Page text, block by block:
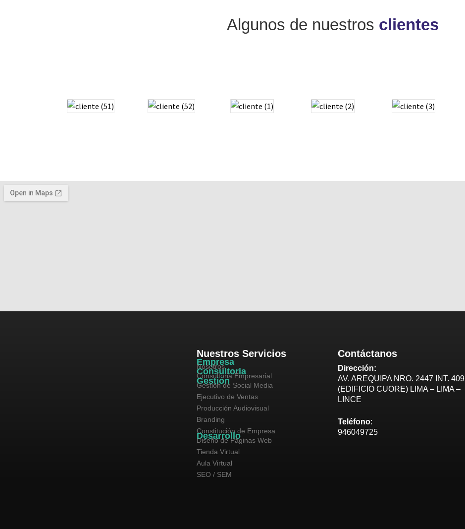
Algunos de nuestros clientes
Nuestros Servicios
Empresa
Nosotros
Consultoria
Consultoria Empresarial
Gestión
Gestión de Social Media
Ejecutivo de Ventas
Producción Audiovisual
Branding
Constitución de Empresa
Desarrollo
Diseño de Páginas Web
Tienda Virtual
Aula Virtual
SEO / SEM
Contáctanos
Dirección:
AV. AREQUIPA NRO. 2447 INT. 409
(EDIFICIO CUORE) LIMA – LIMA –
LINCE
Teléfono:
946049725